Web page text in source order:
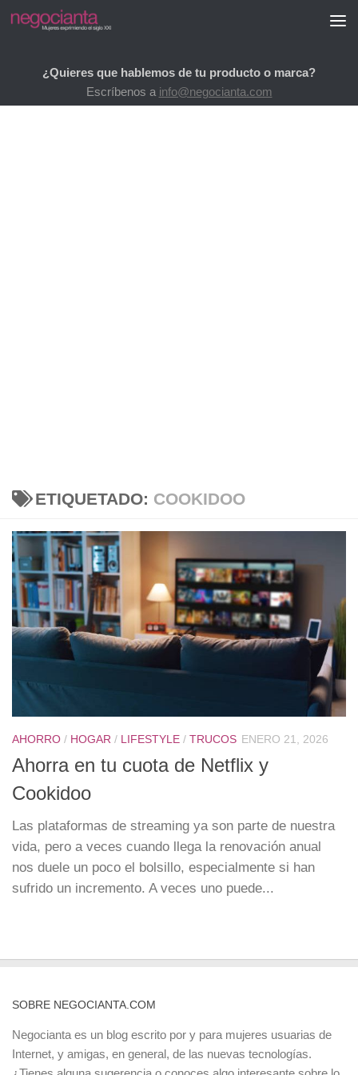
Saltar al contenido
¿Quieres que hablemos de tu producto o marca?
Escríbenos a info@negocianta.com
ETIQUETADO: COOKIDOO
AHORRO / HOGAR / LIFESTYLE / TRUCOS ENERO 21, 2026
Ahorra en tu cuota de Netflix y
Cookidoo
Las plataformas de streaming ya son parte de nuestra
vida, pero a veces cuando llega la renovación anual
nos duele un poco el bolsillo, especialmente si han
sufrido un incremento. A veces uno puede...
SOBRE NEGOCIANTA.COM
Negocianta es un blog escrito por y para mujeres usuarias de
Internet, y amigas, en general, de las nuevas tecnologías.